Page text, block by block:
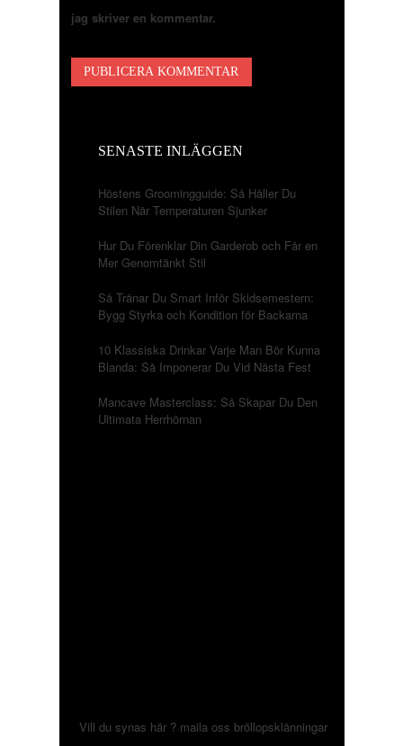
jag skriver en kommentar.
SENASTE INLÄGGEN
Höstens Groomingguide: Så Håller Du
Stilen När Temperaturen Sjunker
Hur Du Förenklar Din Garderob och Får en
Mer Genomtänkt Stil
Så Tränar Du Smart Inför Skidsemestern:
Bygg Styrka och Kondition för Backarna
10 Klassiska Drinkar Varje Man Bör Kunna
Blanda: Så Imponerar Du Vid Nästa Fest
Mancave Masterclass: Så Skapar Du Den
Ultimata Herrhörnan
Vill du synas här ? maila oss bröllopsklänningar